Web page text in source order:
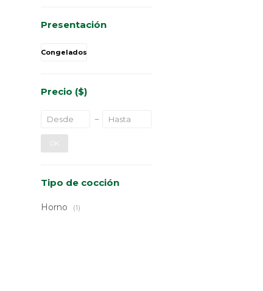
Presentación
Congelados
Precio ($)
OK
Tipo de cocción
Horno (1)